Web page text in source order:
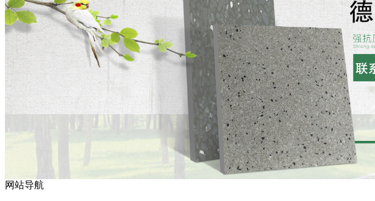
网站导航